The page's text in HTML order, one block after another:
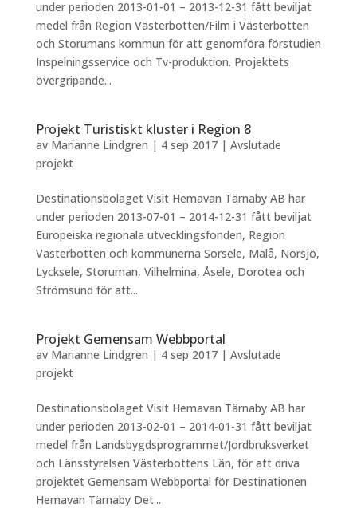
under perioden 2013-01-01 – 2013-12-31 fått beviljat
medel från Region Västerbotten/Film i Västerbotten
och Storumans kommun för att genomföra förstudien
Inspelningsservice och Tv-produktion. Projektets
övergripande...
Projekt Turistiskt kluster i Region 8
av Marianne Lindgren | 4 sep 2017| Avslutade
projekt
Destinationsbolaget Visit Hemavan Tärnaby AB har
under perioden 2013-07-01 – 2014-12-31 fått beviljat
Europeiska regionala utvecklingsfonden, Region
Västerbotten och kommunerna Sorsele, Malå, Norsjö,
Lycksele, Storuman, Vilhelmina, Åsele, Dorotea och
Strömsund för att...
Projekt Gemensam Webbportal
av Marianne Lindgren | 4 sep 2017| Avslutade
projekt
Destinationsbolaget Visit Hemavan Tärnaby AB har
under perioden 2013-02-01 – 2014-01-31 fått beviljat
medel från Landsbygdsprogrammet/Jordbruksverket
och Länsstyrelsen Västerbottens Län, för att driva
projektet Gemensam Webbportal för Destinationen
Hemavan Tärnaby Det...